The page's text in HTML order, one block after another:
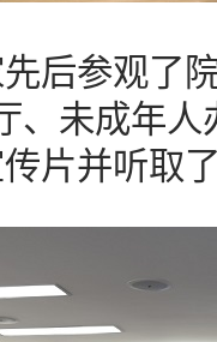
参观了院
、未成年
片并听取